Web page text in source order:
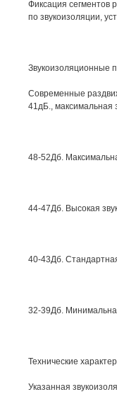
Фиксация сегментов
по звукоизоляции,
Звукоизоляционные
Современные
41дБ., максимальная
48-52Дб.
44-47Дб. Высокая
40-43Дб.
32-39Дб.
Технические
Указанная